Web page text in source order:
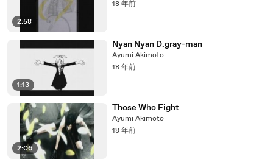
2:58
18 年前
1:13
Nyan Nyan D.gray-man
Ayumi Akimoto
18 年前
2:06
Those Who Fight
Ayumi Akimoto
18 年前